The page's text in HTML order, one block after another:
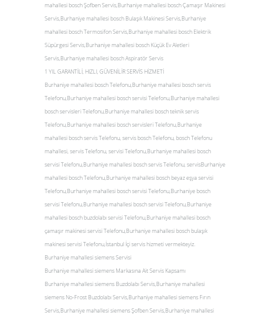
mahallesi bosch Şofben Servis,Burhaniye mahallesi bosch Çamaşır Makinesi
Servis,Burhaniye mahallesi bosch Bulaşık Makinesi Servis,Burhaniye
mahallesi bosch Termosifon Servis,Burhaniye mahallesi bosch Elektrik
Süpürgesi Servis,Burhaniye mahallesi bosch Küçük Ev Aletleri
Servis,Burhaniye mahallesi bosch Aspiratör Servis
1 YIL GARANTİLİ, HIZLI, GÜVENİLİR SERVİS HİZMETİ
Burhaniye mahallesi bosch Telefonu,Burhaniye mahallesi bosch servis
Telefonu,Burhaniye mahallesi bosch servisi Telefonu,Burhaniye mahallesi
bosch servisleri Telefonu,Burhaniye mahallesi bosch teknik servis
Telefonu,Burhaniye mahallesi bosch servisleri Telefonu,Burhaniye
mahallesi bosch servis Telefonu, servis bosch Telefonu, bosch Telefonu
mahallesi, servis Telefonu, servisi Telefonu,Burhaniye mahallesi bosch
servisi Telefonu,Burhaniye mahallesi bosch servis Telefonu, servisBurhaniye
mahallesi bosch Telefonu,Burhaniye mahallesi bosch beyaz eşya servisi
Telefonu,Burhaniye mahallesi bosch servisi Telefonu,Burhaniye bosch
servisi Telefonu,Burhaniye mahallesi bosch servisi Telefonu,Burhaniye
mahallesi bosch buzdolabı servisi Telefonu,Burhaniye mahallesi bosch
çamaşır makinesi servisi Telefonu,Burhaniye mahallesi bosch bulaşık
makinesi servisi Telefonu,İstanbul İçi servis hizmeti vermekteyiz.
Burhaniye mahallesi siemens Servisi
Burhaniye mahallesi siemens Markasına Ait Servis Kapsamı
Burhaniye mahallesi siemens Buzdolabı Servis,Burhaniye mahallesi
siemens No-Frost Buzdolabı Servis,Burhaniye mahallesi siemens Fırın
Servis,Burhaniye mahallesi siemens Şofben Servis,Burhaniye mahallesi